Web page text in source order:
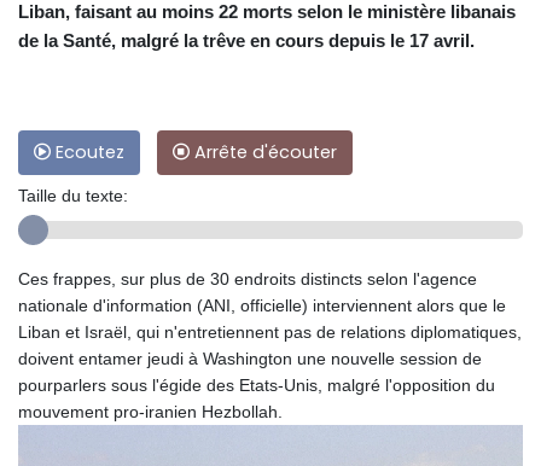
Liban, faisant au moins 22 morts selon le ministère libanais
de la Santé, malgré la trêve en cours depuis le 17 avril.
Ecoutez Arrête d'écouter
Taille du texte:
Ces frappes, sur plus de 30 endroits distincts selon l'agence
nationale d'information (ANI, officielle) interviennent alors que le
Liban et Israël, qui n'entretiennent pas de relations diplomatiques,
doivent entamer jeudi à Washington une nouvelle session de
pourparlers sous l'égide des Etats-Unis, malgré l'opposition du
mouvement pro-iranien Hezbollah.